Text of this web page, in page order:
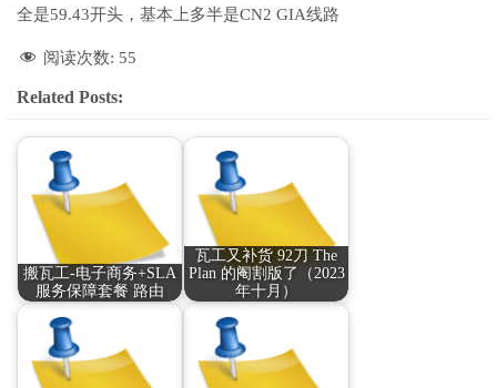
全是59.43开头，基本上多半是CN2 GIA线路
阅读次数: 55
Related Posts:
搬瓦工-电子商务+SLA
服务保障套餐 路由
瓦工又补货 92刀 The
Plan 的阉割版了（2023
年十月）